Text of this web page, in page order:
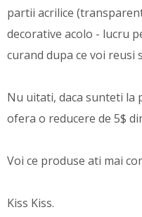
partii acrilice
decorative acolo - lucru
curand dupa ce voi reusi
Nu uitati, daca sunteti la
ofera o reducere de 5$
Voi ce produse ati mai
Kiss Kiss.